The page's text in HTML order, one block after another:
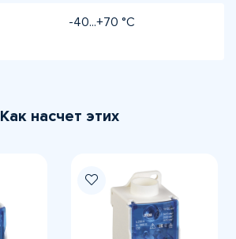
-40...+70 °C
Как насчет этих